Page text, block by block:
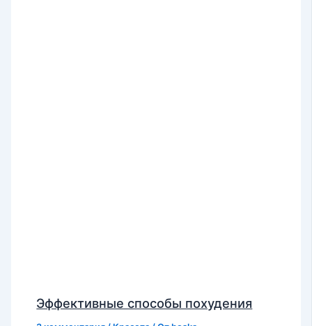
Эффективные способы похудения